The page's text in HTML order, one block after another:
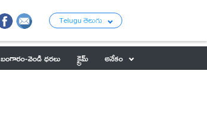
Telugu తెలుగు
బంగారం-వెండి ధరలు క్రైమ్
అనేకం